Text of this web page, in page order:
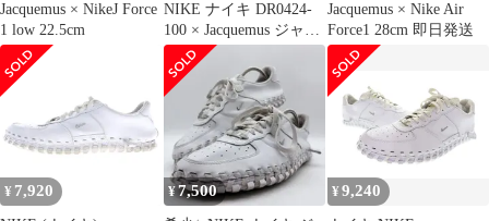
Jacquemus × NikeJ Force
1 low 22.5cm
NIKE ナイキ DR0424-
100 × Jacquemus ジャッ
クムス J Force 1 Low
LX White J フォース ロ
ー スニーカー ホワイト
系 28cm【中古】
Jacquemus × Nike Air
Force1 28cm 即日発送
¥ 7,920 ¥7,500 ¥9,240